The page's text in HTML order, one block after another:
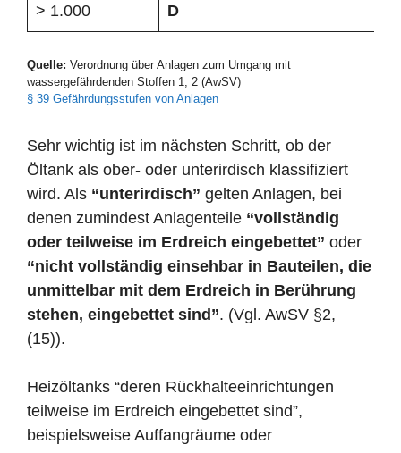
> 1.000 D
Quelle: Verordnung über Anlagen zum Umgang mit
wassergefährdenden Stoffen 1, 2 (AwSV)
§ 39 Gefährdungsstufen von Anlagen
Sehr wichtig ist im nächsten Schritt, ob der
Öltank als ober- oder unterirdisch klassifiziert
wird. Als “unterirdisch” gelten Anlagen, bei
denen zumindest Anlagenteile “vollständig
oder teilweise im Erdreich eingebettet” oder
“nicht vollständig einsehbar in Bauteilen, die
unmittelbar mit dem Erdreich in Berührung
stehen, eingebettet sind”. (Vgl. AwSV §2,
(15)).
Heizöltanks “deren Rückhalteeinrichtungen
teilweise im Erdreich eingebettet sind”,
beispielsweise Auffangräume oder